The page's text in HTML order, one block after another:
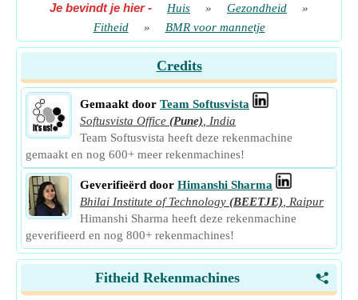
Je bevindt je hier- Huis » Gezondheid
»
Fitheid
» BMR voor mannetje
Credits
Gemaakt door Team Softusvista
Softusvista Office (Pune)
India
Team Softusvista heeft deze rekenmachine
gemaakt en nog 600+ meer rekenmachines!
Geverifieërd door Himanshi Sharma
Bhilai Institute of Technology (BEETJE)
Raipur
Himanshi Sharma heeft deze rekenmachine
geverifieerd en nog 800+ rekenmachines!
<
Fitheid Rekenmachines